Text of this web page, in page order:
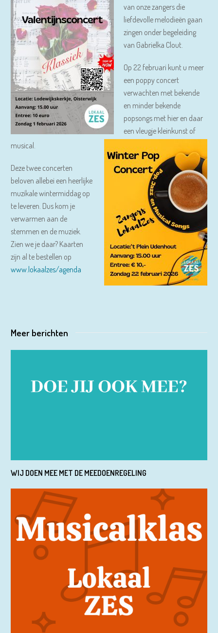
van onze zangers die
liefdevolle melodieën gaan
zingen onder begeleiding
van Gabrielka Clout.
Op 22 februari kunt u meer
een poppy concert
verwachten met bekende
en minder bekende
popsongs met hier en daar
een vleugje kleinkunst of
musical.
Deze twee concerten
beloven allebei een heerlijke
muzikale wintermiddag op
te leveren. Dus kom je
verwarmen aan de
stemmen en de muziek.
Zien we je daar? Kaarten
zijn al te bestellen op
www.lokaalzes/agenda
Meer berichten
WIJ DOEN MEE MET DE MEEDOENREGELING